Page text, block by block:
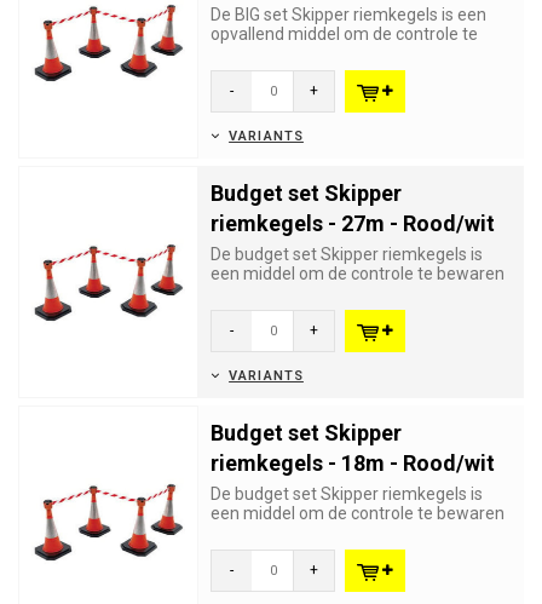
De BIG set Skipper riemkegels is een
opvallend middel om de controle te
- +
VARIANTS
Budget set Skipper
riemkegels - 27m - Rood/wit
De budget set Skipper riemkegels is
een middel om de controle te bewaren
- +
VARIANTS
Budget set Skipper
riemkegels - 18m - Rood/wit
De budget set Skipper riemkegels is
een middel om de controle te bewaren
- +